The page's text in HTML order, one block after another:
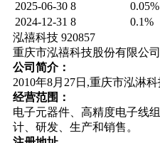
2025-06-30 8
0.05%
2024-12-31 8
0.1%
泓禧科技 920857
重庆市泓禧科技股份有限公司
公司简介：
2010年8月27日,重庆市泓淋
经营范围：
电子元器件、高精度电子线
计、研发、生产和销售。